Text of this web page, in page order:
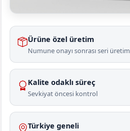
Ürüne özel üretim
Numune onayı sonrası seri üretim
Kalite odaklı süreç
Sevkiyat öncesi kontrol
Türkiye geneli